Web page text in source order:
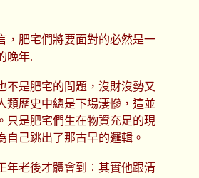
，肥宅們將要面對的必然是一
晚年.
不是肥宅的問題，沒財沒勢又
類歷史中總是下場淒慘，這並
只是肥宅們生在物資充足的現
自己跳出了那古早的邏輯。
年老後才體會到︰其實他跟清